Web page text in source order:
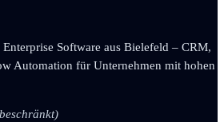
Software aus Bielefeld – CRM,
Automation für Unternehmen mit hohen